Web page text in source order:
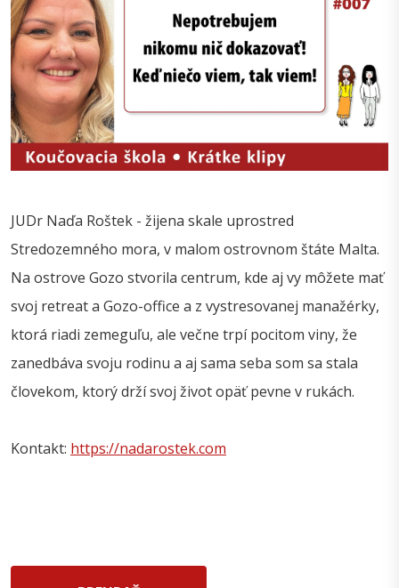
JUDr Naďa Roštek - žijena skale uprostred
Stredozemného mora, v malom ostrovnom štáte Malta.
Na ostrove Gozo stvorila centrum, kde aj vy môžete mať
svoj retreat a Gozo-office a z vystresovanej manažérky,
ktorá riadi zemeguľu, ale večne trpí pocitom viny, že
zanedbáva svoju rodinu a aj sama seba som sa stala
človekom, ktorý drží svoj život opäť pevne v rukách.
Kontakt: https://nadarostek.com